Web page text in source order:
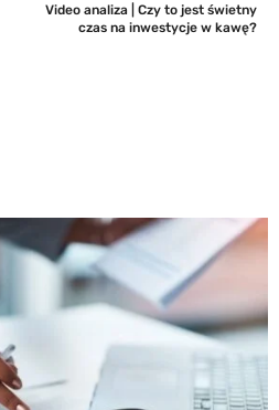
Video analiza | Czy to jest świetny
czas na inwestycje w kawę?